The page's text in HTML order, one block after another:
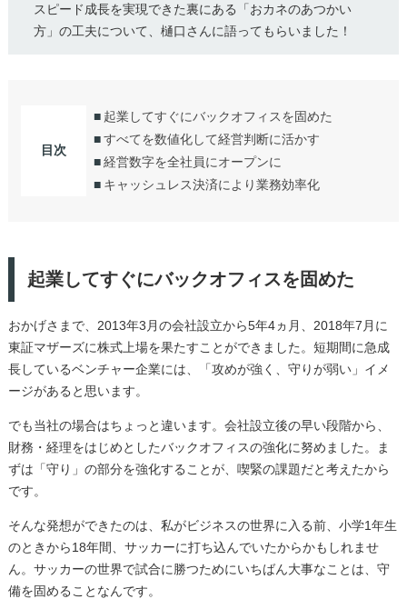
スピード成長を実現できた裏にある「おカネのあつかい
方」の工夫について、樋口さんに語ってもらいました！
目次
起業してすぐにバックオフィスを固めた
すべてを数値化して経営判断に活かす
経営数字を全社員にオープンに
キャッシュレス決済により業務効率化
起業してすぐにバックオフィスを固めた
おかげさまで、2013年3月の会社設立から5年4ヵ月、2018年7月に
東証マザーズに株式上場を果たすことができました。短期間に急成
長しているベンチャー企業には、「攻めが強く、守りが弱い」イメ
ージがあると思います。
でも当社の場合はちょっと違います。会社設立後の早い段階から、
財務・経理をはじめとしたバックオフィスの強化に努めました。ま
ずは「守り」の部分を強化することが、喫緊の課題だと考えたから
です。
そんな発想ができたのは、私がビジネスの世界に入る前、小学1年生
のときから18年間、サッカーに打ち込んでいたからかもしれませ
ん。サッカーの世界で試合に勝つためにいちばん大事なことは、守
備を固めることなんです。